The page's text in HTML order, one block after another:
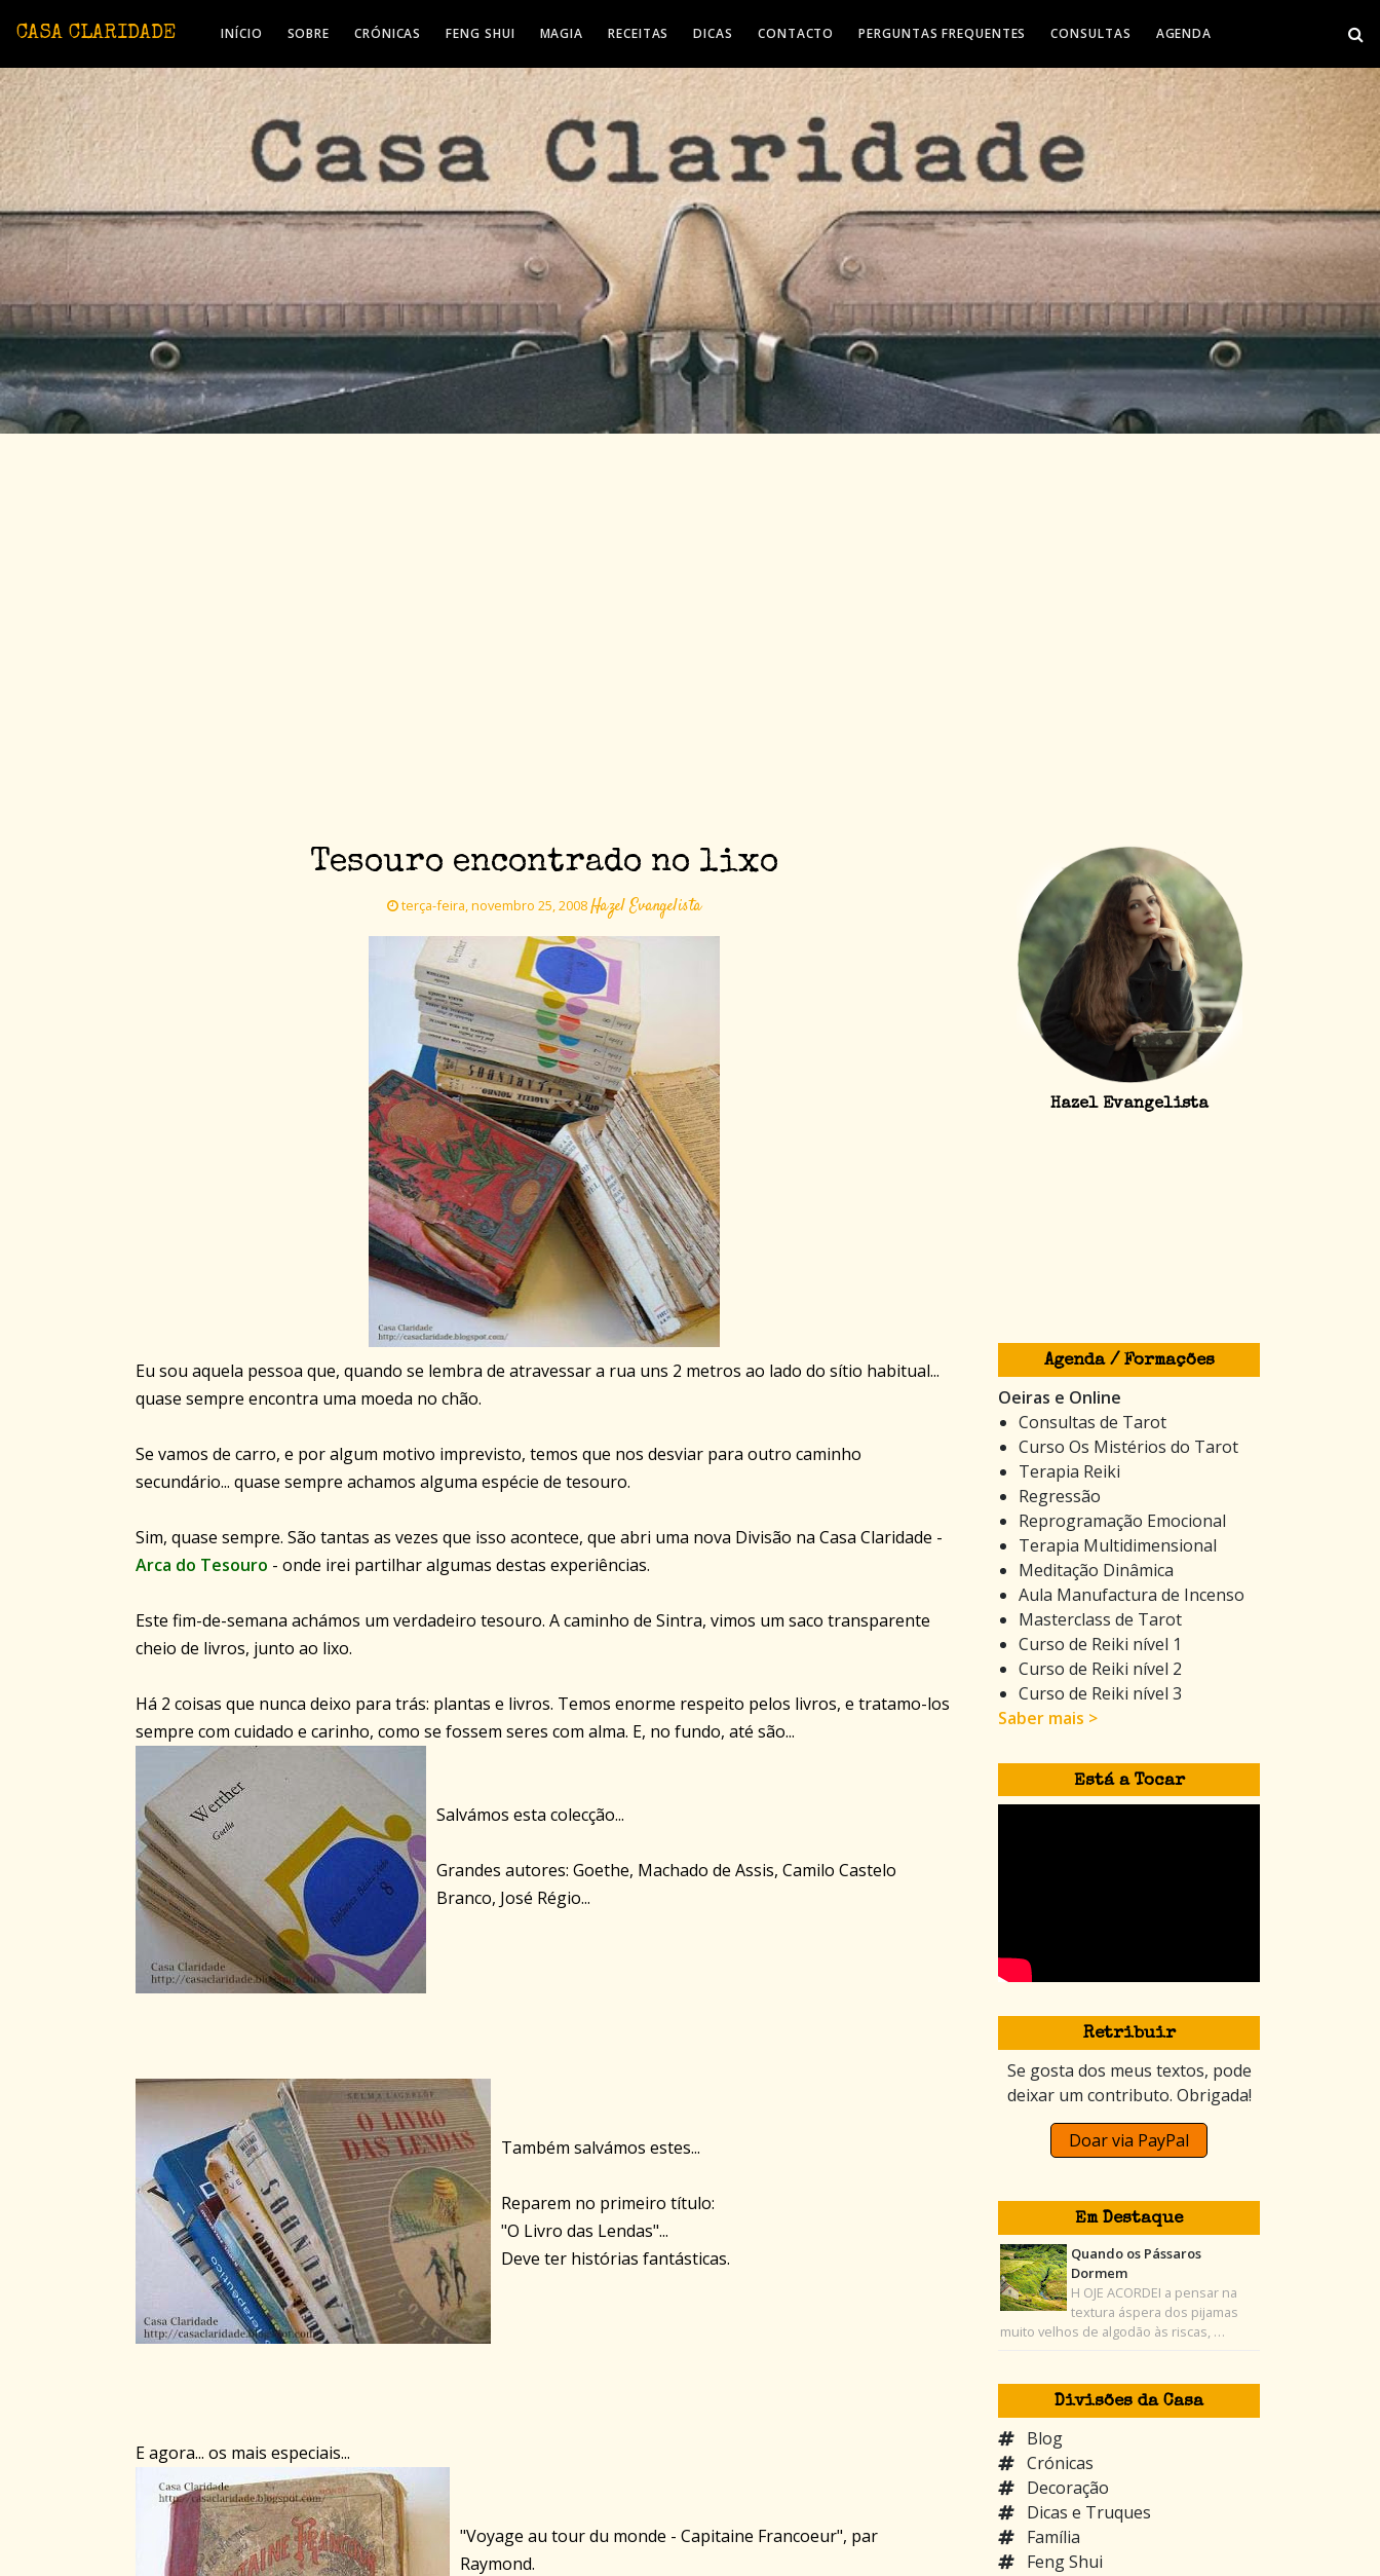
CASA CLARIDADE INÍCIO SOBRE CRÓNICAS FENG SHUI MAGIA RECEITAS DICAS CONTACTO PERGUNTAS FREQUENTES CONSULTAS AGENDA
Tesouro encontrado no lixo
terça-feira, novembro 25, 2008Hazel Evangelista
Eu sou aquela pessoa que, quando se lembra de atravessar a rua uns 2 metros ao lado do sítio habitual...
quase sempre encontra uma moeda no chão.
Se vamos de carro, e por algum motivo imprevisto, temos que nos desviar para outro caminho
secundário... quase sempre achamos alguma espécie de tesouro.
Sim, quase sempre. São tantas as vezes que isso acontece, que abri uma nova Divisão na Casa Claridade -
Arca do Tesouro - onde irei partilhar algumas destas experiências.
Este fim-de-semana achámos um verdadeiro tesouro. A caminho de Sintra, vimos um saco transparente
cheio de livros, junto ao lixo.
Há 2 coisas que nunca deixo para trás: plantas e livros. Temos enorme respeito pelos livros, e tratamo-los
sempre com cuidado e carinho, como se fossem seres com alma. E, no fundo, até são...
Salvámos esta colecção...
Grandes autores: Goethe, Machado de Assis, Camilo Castelo
Branco, José Régio...
Também salvámos estes...
Reparem no primeiro título:
"O Livro das Lendas"...
Deve ter histórias fantásticas.
E agora... os mais especiais...
"Voyage au tour du monde - Capitaine Francoeur", par
Raymond.
Hazel Evangelista
Agenda / Formações
Oeiras e Online
Consultas de Tarot
Curso Os Mistérios do Tarot
Terapia Reiki
Regressão
Reprogramação Emocional
Terapia Multidimensional
Meditação Dinâmica
Aula Manufactura de Incenso
Masterclass de Tarot
Curso de Reiki nível 1
Curso de Reiki nível 2
Curso de Reiki nível 3
Saber mais >
Está a Tocar
Retribuir
Se gosta dos meus textos, pode
deixar um contributo. Obrigada!
Doar via PayPal
Em Destaque
Quando os Pássaros
Dormem
H OJE ACORDEI a pensar na
textura áspera dos pijamas
muito velhos de algodão às riscas, …
Divisões da Casa
Blog
Crónicas
Decoração
Dicas e Truques
Família
Feng Shui